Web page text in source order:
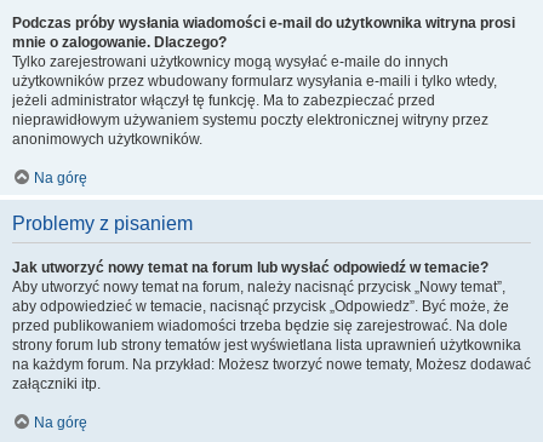
Podczas próby wysłania wiadomości e-mail do użytkownika witryna prosi
mnie o zalogowanie. Dlaczego?
Tylko zarejestrowani użytkownicy mogą wysyłać e-maile do innych
użytkowników przez wbudowany formularz wysyłania e-maili i tylko wtedy,
jeżeli administrator włączył tę funkcję. Ma to zabezpieczać przed
nieprawidłowym używaniem systemu poczty elektronicznej witryny przez
anonimowych użytkowników.
Na górę
Problemy z pisaniem
Jak utworzyć nowy temat na forum lub wysłać odpowiedź w temacie?
Aby utworzyć nowy temat na forum, należy nacisnąć przycisk „Nowy temat”,
aby odpowiedzieć w temacie, nacisnąć przycisk „Odpowiedz”. Być może, że
przed publikowaniem wiadomości trzeba będzie się zarejestrować. Na dole
strony forum lub strony tematów jest wyświetlana lista uprawnień użytkownika
na każdym forum. Na przykład: Możesz tworzyć nowe tematy, Możesz dodawać
załączniki itp.
Na górę